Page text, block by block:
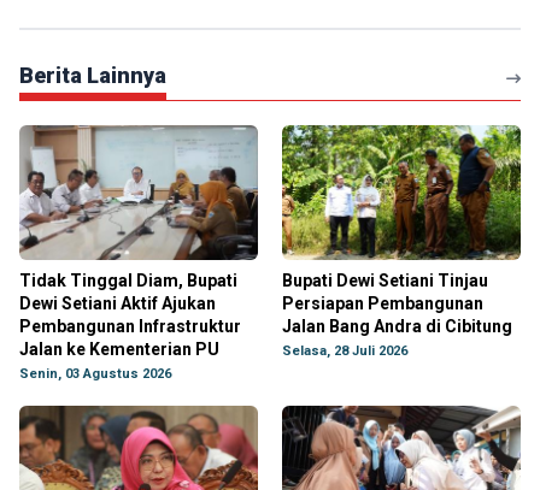
Berita Lainnya
Tidak Tinggal Diam, Bupati
Dewi Setiani Aktif Ajukan
Pembangunan Infrastruktur
Jalan ke Kementerian PU
Senin, 03 Agustus 2026
Bupati Dewi Setiani Tinjau
Persiapan Pembangunan
Jalan Bang Andra di Cibitung
Selasa, 28 Juli 2026